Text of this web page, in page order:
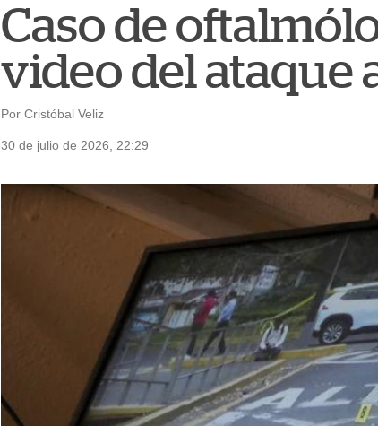
Caso de
video del ataque
Por Cristóbal Veliz
30 de julio de 2026, 22:29